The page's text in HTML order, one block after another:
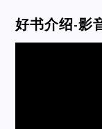
好书介绍-影